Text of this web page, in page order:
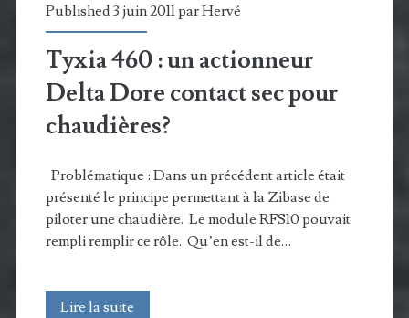
Published 3 juin 2011 parHervé
Tyxia 460 : un actionneur
Delta Dore contact sec pour
chaudières?
Problématique : Dans un précédent article était
présenté le principe permettant à la Zibase de
piloter une chaudière. Le module RFS10 pouvait
rempli remplir ce rôle. Qu’en est-il de…
Lire la suite